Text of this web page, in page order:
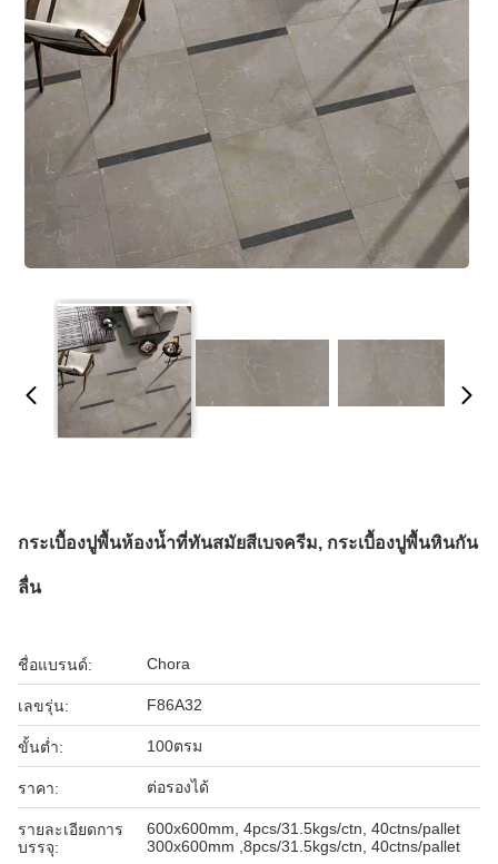
กระเบื้องปูพื้นห้องน้ำที่ทันสมัยสีเบจครีม, กระเบื้องปูพื้นหินกัน
ลื่น
ชื่อแบรนด์: Chora
เลขรุ่น: F86A32
ขั้นต่ำ: 100ตรม
ราคา: ต่อรองได้
รายละเอียดการ
บรรจุ:
600x600mm, 4pcs/31.5kgs/ctn, 40ctns/pallet
300x600mm ,8pcs/31.5kgs/ctn, 40ctns/pallet